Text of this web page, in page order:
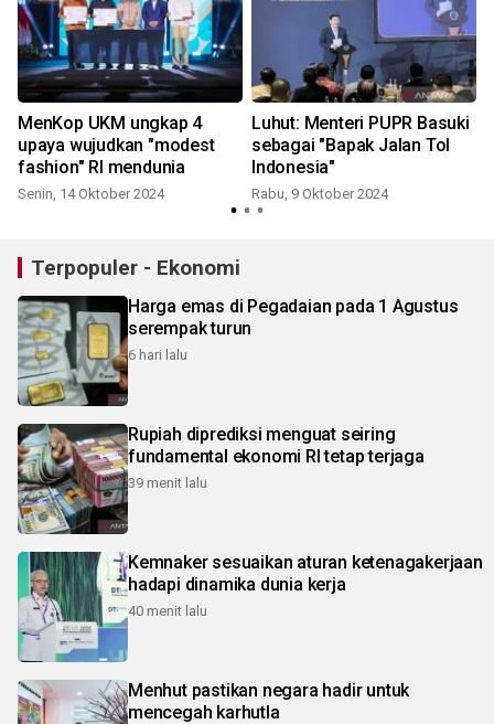
MenKop UKM ungkap 4
upaya wujudkan "modest
fashion" RI mendunia
Senin, 14 Oktober 2024
Luhut: Menteri PUPR Basuki
sebagai "Bapak Jalan Tol
Indonesia"
Rabu, 9 Oktober 2024
Terpopuler - Ekonomi
Harga emas di Pegadaian pada 1 Agustus
serempak turun
6 hari lalu
Rupiah diprediksi menguat seiring
fundamental ekonomi RI tetap terjaga
39 menit lalu
Kemnaker sesuaikan aturan ketenagakerjaan
hadapi dinamika dunia kerja
40 menit lalu
Menhut pastikan negara hadir untuk
mencegah karhutla